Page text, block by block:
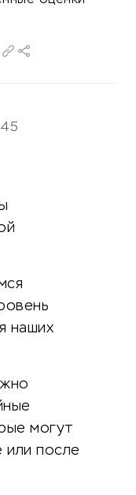
наших
могут
или после